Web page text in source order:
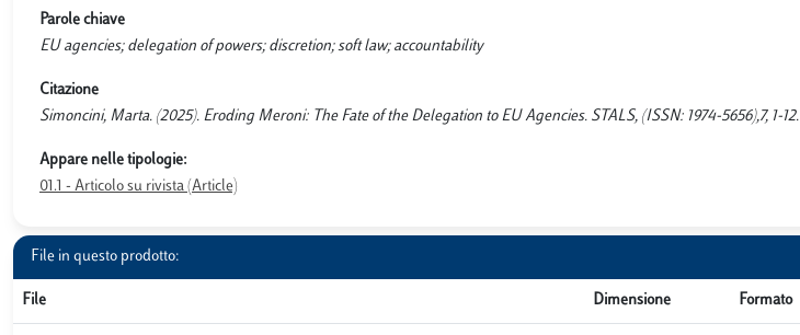
Parole chiave
EU agencies; delegation of powers; discretion; soft law; accountability
Citazione
Simoncini, Marta. (2025). Eroding Meroni: The Fate of the Delegation to EU Agencies. STALS, (ISSN: 1974-5656),7, 1-12.
Appare nelle tipologie:
01.1 - Articolo su rivista (Article)
File in questo prodotto:
File Dimensione Formato